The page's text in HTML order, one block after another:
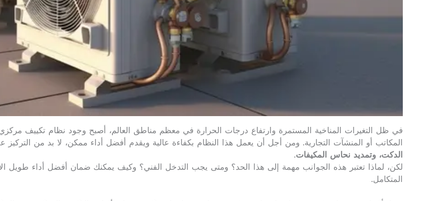
في ظل التغيرات المناخية المستمرة وارتفاع درجات الحرارة في معظم مناطق العالم، أصبح وجود نظام تكييف
المكاتب أو المنشآت التجارية. ومن أجل أن يعمل هذا النظام بكفاءة عالية ويقدم أفضل أداء ممكن، لا بد من
الدكت، وتمديد نحاس المكيفات.
لكن، لماذا تعتبر هذه الجوانب مهمة إلى هذا الحد؟ ومتى يجب التدخل الفني؟ وكيف يمكنك ضمان أفضل أداء طويل
المتكامل.